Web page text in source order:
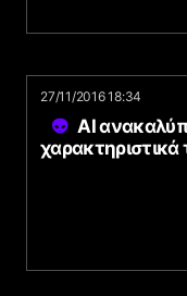
27/11/2016 18:34
AI